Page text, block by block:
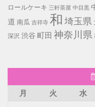
ロールケーキ 三軒茶屋 中目黒
道 南瓜 吉祥寺 和 埼玉県
深沢 渋谷 町田 神奈川県
月
火 水